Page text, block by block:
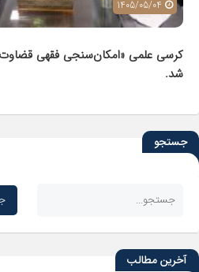
کرسی علمی «امکان‌سنجی فقهی قضاوت
شد.
جستجو
آخرین مطالب